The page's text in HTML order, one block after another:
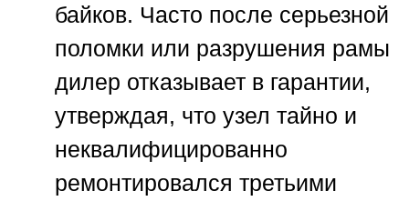
байков. Часто после серьезной
поломки или разрушения рамы
дилер отказывает в гарантии,
утверждая, что узел тайно и
неквалифицированно
ремонтировался третьими